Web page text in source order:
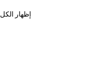
إظهار الكل